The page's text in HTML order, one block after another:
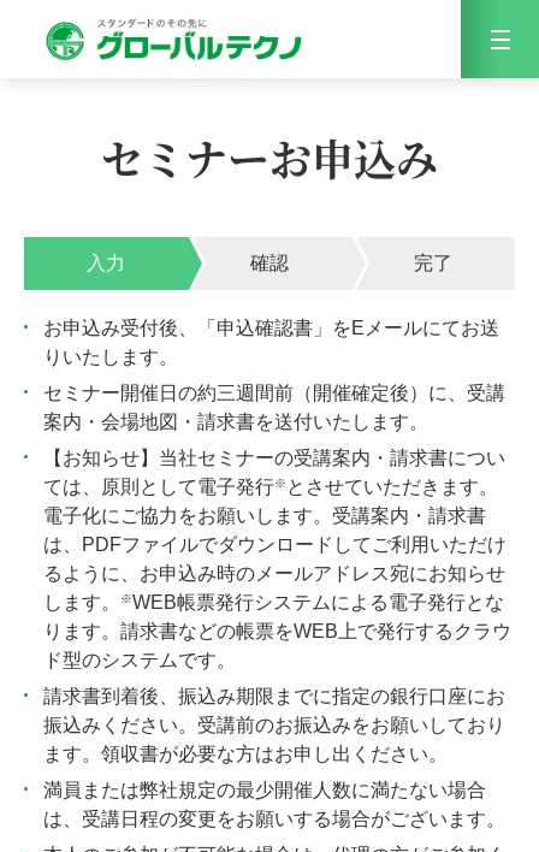
Menu
セミナーお申込み
入力 確認 完了
お申込み受付後、「申込確認書」をEメールにてお送
りいたします。
セミナー開催日の約三週間前（開催確定後）に、受講
案内・会場地図・請求書を送付いたします。
【お知らせ】当社セミナーの受講案内・請求書につい
ては、原則として電子発行※ とさせていただきます。
電子化にご協力をお願いします。受講案内・請求書
は、PDFファイルでダウンロードしてご利用いただけ
るように、お申込み時のメールアドレス宛にお知らせ
します。
※WEB帳票発行システムによる電子発行とな
ります。請求書などの帳票をWEB上で発行するクラウ
ド型のシステムです。
請求書到着後、振込み期限までに指定の銀行口座にお
振込みください。受講前のお振込みをお願いしており
ます。領収書が必要な方はお申し出ください。
満員または弊社規定の最少開催人数に満たない場合
は、受講日程の変更をお願いする場合がございます。